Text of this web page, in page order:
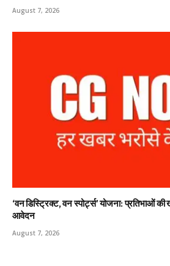
August 7, 2026
‘वन डिस्ट्रिक्ट, वन स्पोर्ट्स’ योजना: प्रतिभाओं
आवेदन
August 7, 2026